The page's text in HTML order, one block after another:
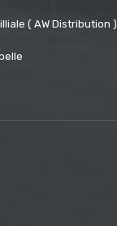
( AW Distribution )